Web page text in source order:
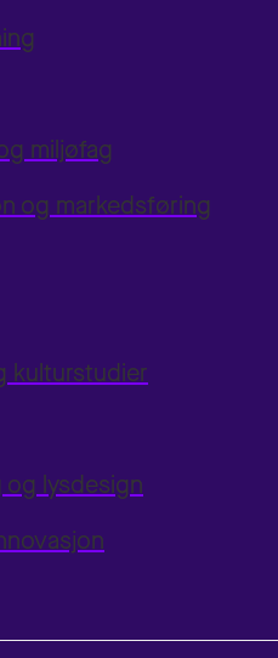
miljøfag
og markedsføring
kulturstudier
lysdesign